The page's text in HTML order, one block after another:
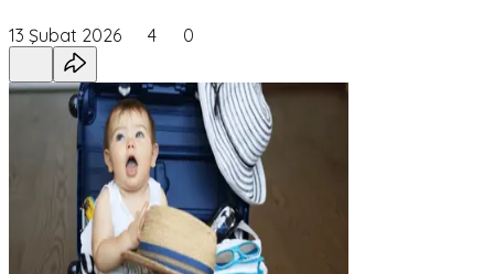
13 Şubat 2026 4 0